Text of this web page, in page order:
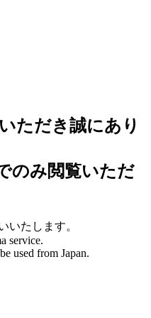
ただき誠にあり
のみ閲覧いただ
いたします。
service.
used from Japan.